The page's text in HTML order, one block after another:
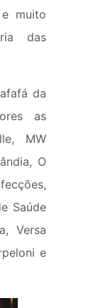
muito
das
da
as
MW
O
Saúde
Versa
e